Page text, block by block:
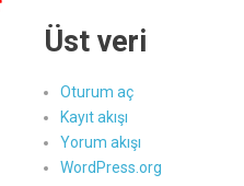
Üst veri
Oturum aç
Kayıt akışı
Yorum akışı
WordPress.org